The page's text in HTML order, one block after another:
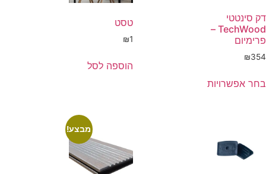
דק סינטטי
TechWood –
פרימיום
₪354
בחר אפשרויות
טסט
₪1
הוספה לסל
מבצע!